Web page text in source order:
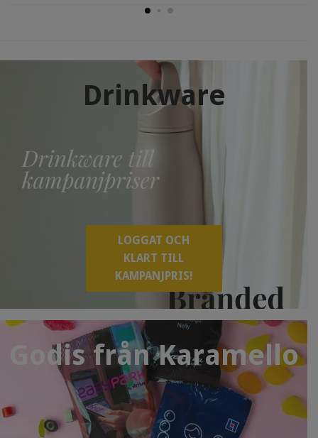
Drinkware
LOGGAT OCH
KLART TILL
KAMPANJPRIS!
Godis från Karamello